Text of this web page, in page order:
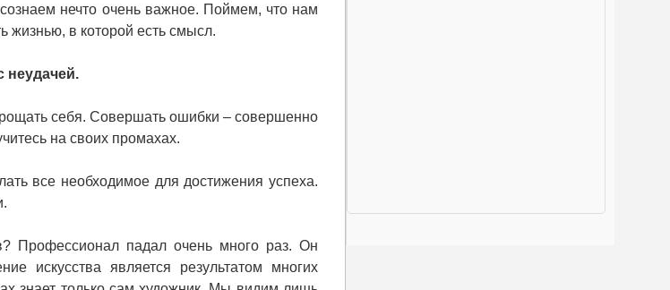
нечто очень важное. Поймем, что нам
в которой есть смысл.
неудачей.
себя. Совершать ошибки – совершенно
на своих промахах.
все необходимое для достижения успеха.
Профессионал падал очень много раз. Он
искусства является результатом многих